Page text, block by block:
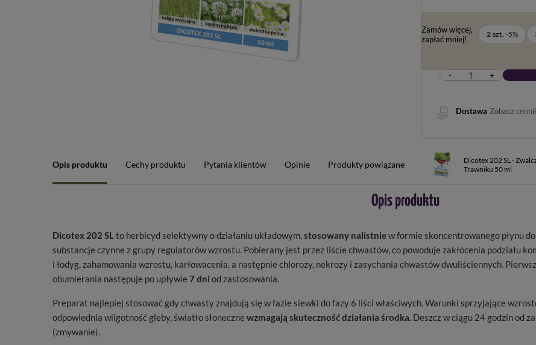
Zamów więcej,
zapłać mniej!
2 szt. -5%
- +
Dostawa Zobacz
Opis produktu Cechy produktu Pytania klientów Opinie Produkty powiązane
Dicotex 202 SL -
Trawniku 50 ml
Opis produktu
Dicotex 202 SLto herbicyd selektywny o działaniu układowym,stosowany nalistniew formie skoncentrowanego płynu
substancje czynne z grupy regulatorów wzrostu. Pobierany jest przez liście chwastów, co powoduje zakłócenia podziału
i łodyg, zahamowania wzrostu, karłowacenia, a następnie chlorozy, nekrozy i zasychania chwastów dwuliściennych.
obumierania następuje po upływie 7 dni od zastosowania.
Preparat najlepiej stosować gdy chwasty znajdują się w fazie siewki do fazy 6 liści właściwych. Warunki sprzyjające
odpowiednia wilgotność gleby, światło słoneczne wzmagają skuteczność działania środka. Deszcz w ciągu 24 godzin od
(zmywanie).